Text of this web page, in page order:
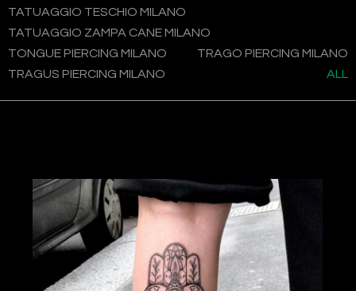
TATUAGGIO TESCHIO MILANO
TATUAGGIO ZAMPA CANE MILANO
TONGUE PIERCING MILANO
TRAGO PIERCING MILANO
TRAGUS PIERCING MILANO
ALL